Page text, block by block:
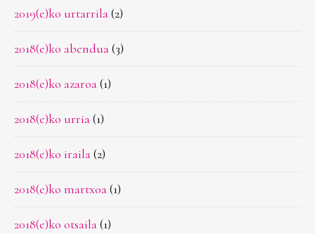
2019(e)ko urtarrila(2)
2018(e)ko abendua(3)
2018(e)ko azaroa(1)
2018(e)ko urria(1)
2018(e)ko iraila(2)
2018(e)ko martxoa(1)
2018(e)ko otsaila(1)